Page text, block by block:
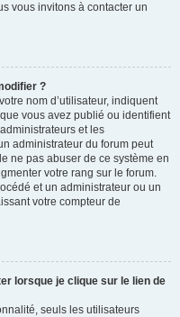
vous invitons à contacter un
?
nom d’utilisateur, indiquent
vous avez publié ou identifient
et les
administrateur du forum peut
ne pas abuser de ce système en
votre rang sur le forum.
et un administrateur ou un
votre compteur de
lorsque je clique sur le lien de
seuls les utilisateurs